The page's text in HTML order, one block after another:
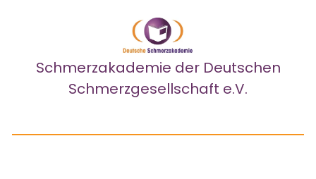
Schmerzakademie der Deutschen
Schmerzgesellschaft e.V.